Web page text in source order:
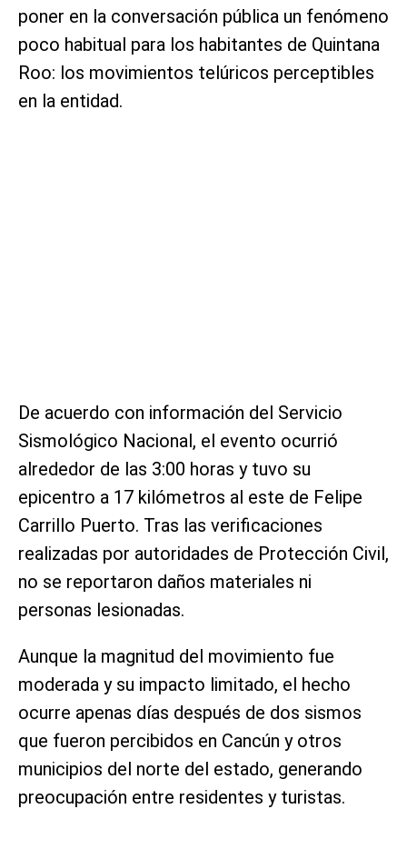
poner en la conversación pública un fenómeno
poco habitual para los habitantes de Quintana
Roo: los movimientos telúricos perceptibles
en la entidad.
De acuerdo con información del Servicio
Sismológico Nacional, el evento ocurrió
alrededor de las 3:00 horas y tuvo su
epicentro a 17 kilómetros al este de Felipe
Carrillo Puerto. Tras las verificaciones
realizadas por autoridades de Protección Civil,
no se reportaron daños materiales ni
personas lesionadas.
Aunque la magnitud del movimiento fue
moderada y su impacto limitado, el hecho
ocurre apenas días después de dos sismos
que fueron percibidos en Cancún y otros
municipios del norte del estado, generando
preocupación entre residentes y turistas.